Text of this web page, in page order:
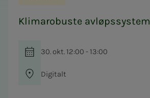
Klimarobuste avløpssystem
30. okt. 12:00 - 13:00
Digitalt